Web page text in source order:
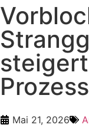
Mai 21, 2026